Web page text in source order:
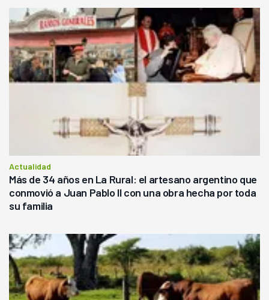
Actualidad
Más de 34 años en La Rural: el artesano argentino que
conmovió a Juan Pablo II con una obra hecha por toda
su familia